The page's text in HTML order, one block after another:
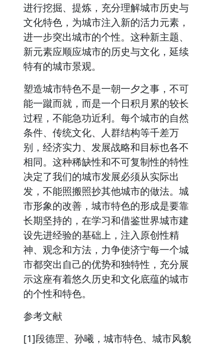
进行挖掘、提炼，充分理解城市历史与
文化特色，为城市注入新的活力元素，
进一步突出城市的个性。这种新主题、
新元素应顺应城市的历史与文化，延续
特有的城市景观。
塑造城市特色不是一朝一夕之事，不可
能一蹴而就，而是一个日积月累的较长
过程，不能急功近利。每个城市的自然
条件、传统文化、人群结构等千差万
别，经济实力、发展战略和目标也各不
相同。这种稀缺性和不可复制性的特性
决定了我们的城市发展必须从实际出
发，不能照搬照抄其他城市的做法。城
市形象的改善，城市特色的形成是要靠
长期坚持的，在学习和借鉴世界城市建
设先进经验的基础上，注入原创性精
神、观念和方法，力争使济宁每一个城
市都突出自己的优势和独特性，充分展
示这座有着悠久历史和文化底蕴的城市
的个性和特色。
参考文献
[1]段德罡、孙曦，城市特色、城市风貌